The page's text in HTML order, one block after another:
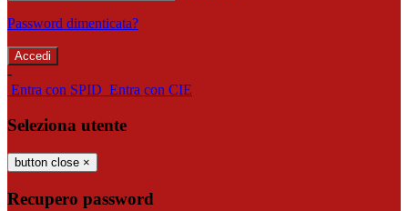
Password dimenticata?
-
Entra con SPID Entra con CIE
Seleziona utente
button close ×
Recupero password